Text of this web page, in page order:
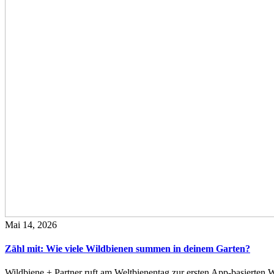
Mai 14, 2026
Zähl mit: Wie viele Wildbienen summen in deinem Garten?